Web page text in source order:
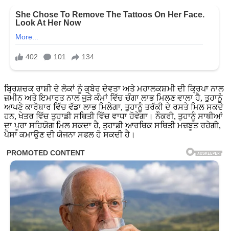
ਬ੍ਰਿਸ਼ਚਕ ਰਾਸ਼ੀ ਦੇ ਲੋਕਾਂ ਨੂੰ ਕੁਬੇਰ ਦੇਵਤਾ ਅਤੇ ਮਹਾਲਕਸ਼ਮੀ ਦੀ ਕ੍ਰਿਪਾ ਨਾਲ
ਜ਼ਮੀਨ ਅਤੇ ਇਮਾਰਤ ਨਾਲ ਜੁੜੇ ਕੰਮਾਂ ਵਿੱਚ ਚੰਗਾ ਲਾਭ ਮਿਲਣ ਵਾਲਾ ਹੈ, ਤੁਹਾਨੂੰ
ਆਪਣੇ ਕਾਰੋਬਾਰ ਵਿੱਚ ਵੱਡਾ ਲਾਭ ਮਿਲੇਗਾ, ਤੁਹਾਨੂੰ ਤਰੱਕੀ ਦੇ ਰਸਤੇ ਮਿਲ ਸਕਦੇ
ਹਨ, ਖੇਤਰ ਵਿੱਚ ਤੁਹਾਡੀ ਸਥਿਤੀ ਵਿੱਚ ਵਾਧਾ ਹੋਵੇਗਾ। ਨੌਕਰੀ, ਤੁਹਾਨੂੰ ਸਾਥੀਆਂ
ਦਾ ਪੂਰਾ ਸਹਿਯੋਗ ਮਿਲ ਸਕਦਾ ਹੈ, ਤੁਹਾਡੀ ਆਰਥਿਕ ਸਥਿਤੀ ਮਜ਼ਬੂਤ ​​ਰਹੇਗੀ,
ਪੈਸਾ ਕਮਾਉਣ ਦੀ ਯੋਜਨਾ ਸਫਲ ਹੋ ਸਕਦੀ ਹੈ।